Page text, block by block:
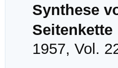
Synthese
Seitenkette
1957, Vol.